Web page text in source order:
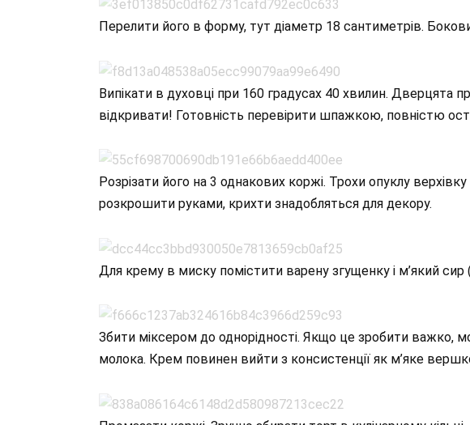
Перелити його в форму, тут діаметр 18 сантиметрів.
Випікати в духовці при 160 градусах 40 хвилин. Дверцята
відкривати! Готовність перевірити шпажкою, повністю
Розрізати його на 3 однакових коржі. Трохи опуклу верхівку
розкрошити руками, крихти знадобляться для декору.
Для крему в миску помістити варену згущенку і м’який
Збити міксером до однорідності. Якщо це зробити важко,
молока. Крем повинен вийти з консистенції як м’яке